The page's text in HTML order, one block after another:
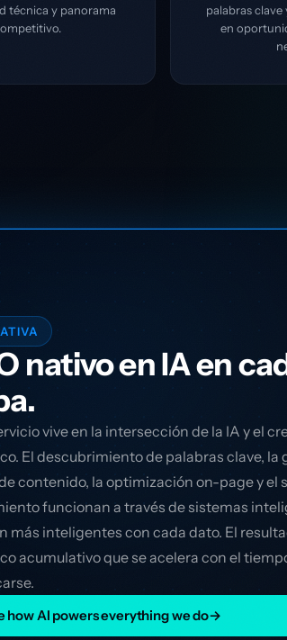
técnica y panorama
palabras
en
nativo en IA en
vive en la intersección de la IA y el
El descubrimiento de palabras clave, la
contenido, la optimización on-page y el
funcionan a través de sistemas
más inteligentes con cada dato. El
acumulativo que se acelera con el
how AI powers everything we do→